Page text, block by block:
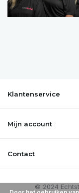
Klantenservice
Mijn account
Contact